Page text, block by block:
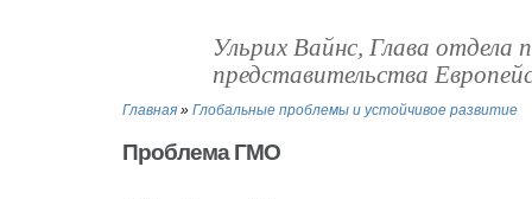
Ульрих Вайнс, Глава отдела
представительства
Главная » Глобальные проблемы и устойчивое развитие
Проблема ГМО